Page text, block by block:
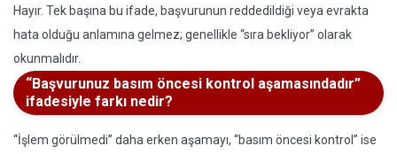
Hayır. Tek başına bu ifade, başvurunun reddedildiği veya evrakta
hata olduğu anlamına gelmez; genellikle “sıra bekliyor” olarak
okunmalıdır.
“Başvurunuz basım öncesi kontrol aşamasındadır”
ifadesiyle farkı nedir?
“İşlem görülmedi” daha erken aşamayı, “basım öncesi kontrol” ise